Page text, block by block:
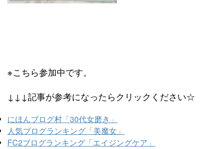
※こちら参加中です。
↓↓↓記事が参考になったらクリックください☆
にほんブログ村「30代女磨き」
人気ブログランキング「美魔女」
FC2ブログランキング「エイジングケア」